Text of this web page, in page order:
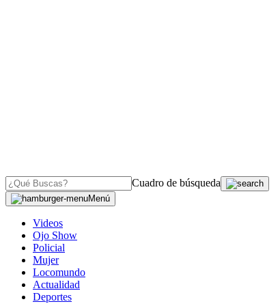
Cuadro de búsqueda
Menú
Videos
Ojo Show
Policial
Mujer
Locomundo
Actualidad
Deportes